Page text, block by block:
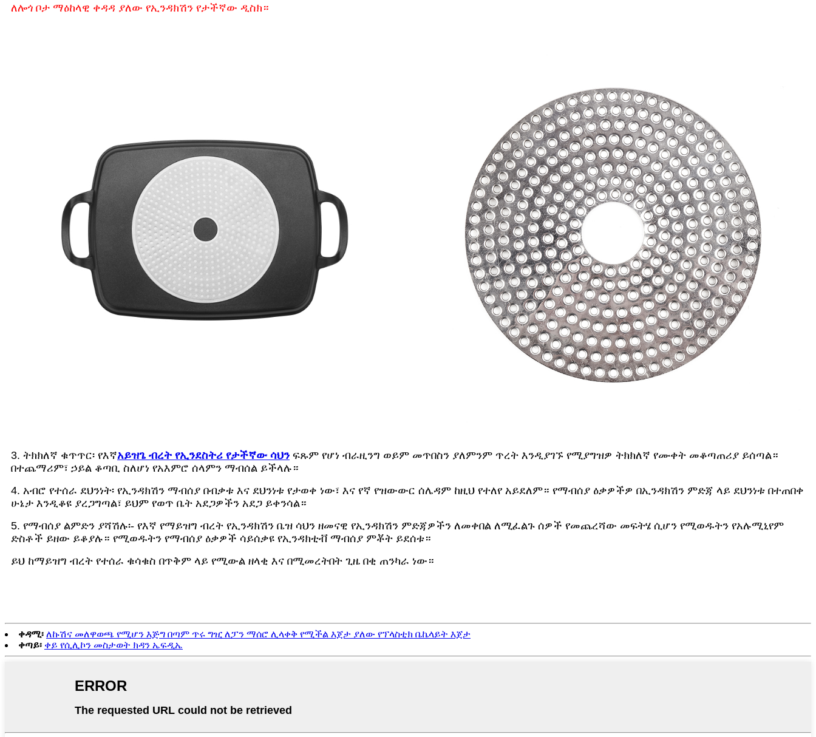
ለሎጎ ቦታ ማዕከላዊ ቀዳዳ ያለው የኢንዳክሽን የታችኛው ዲስክ።
3. ትክክለኛ ቁጥጥር፡ የእኛአይዝጌ ብረት የኢንደስትሪ የታችኛው ሳህን ፍጹም የሆነ ብራዚንግ ወይም መጥበስን ያለምንም ጥረት እንዲያገኙ የሚያግዝዎ ትክክለኛ የሙቀት መቆጣጠሪያ ይሰጣል።
በተጨማሪም፣ ኃይል ቆጣቢ ስለሆነ የአእምሮ ሰላምን ማብሰል ይችላሉ።
4. አብሮ የተሰራ ደህንነት፡ የኢንዳክሽን ማብሰያ በብቃቱ እና ደህንነቱ የታወቀ ነው፣ እና የኛ የዝውውር ሰሌዳም ከዚህ የተለየ አይደለም። የማብሰያ ዕቃዎችዎ በኢንዳክሽን ምድጃ ላይ ደህንነቱ በተጠበቀ
ሁኔታ እንዲቆዩ ያረጋግጣል፣ ይህም የወጥ ቤት አደጋዎችን አደጋ ይቀንሳል።
5. የማብሰያ ልምድን ያሻሽሉ፡- የእኛ የማይዝግ ብረት የኢንዳክሽን ቤዝ ሳህን ዘመናዊ የኢንዳክሽን ምድጃዎችን ለመቀበል ለሚፈልጉ ሰዎች የመጨረሻው መፍትሄ ሲሆን የሚወዱትን የአሉሚኒየም
ድስቶች ይዘው ይቆያሉ። የሚወዱትን የማብሰያ ዕቃዎች ሳይሰቃዩ የኢንዳክቲቭ ማብሰያ ምቾት ይደሰቱ።
ይህ ከማይዝግ ብረት የተሰራ ቁሳቁስ በጥቅም ላይ የሚውል ዘላቂ እና በሚመረትበት ጊዜ በቂ ጠንካራ ነው።
ቀዳሚ፡ ለኩሽና መለዋወጫ የሚሆን እጅግ በጣም ጥሩ ግዢ ለፓን ማሰሮ ሊላቀቅ የሚችል እጀታ ያለው የፕላስቲክ ቤኬላይት እጀታ
ቀጣይ፡ ቀይ የሲሊኮን መስታወት ክዳን ኤፍዲኤ